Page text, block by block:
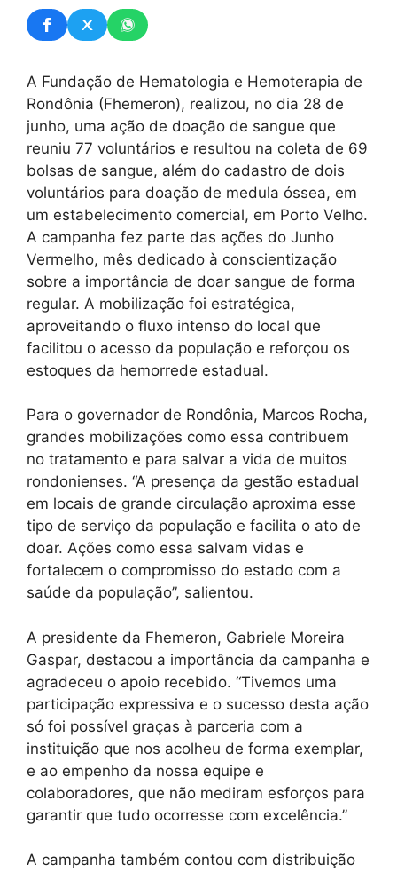
A Fundação de Hematologia e Hemoterapia de
Rondônia (Fhemeron), realizou, no dia 28 de
junho, uma ação de doação de sangue que
reuniu 77 voluntários e resultou na coleta de 69
bolsas de sangue, além do cadastro de dois
voluntários para doação de medula óssea, em
um estabelecimento comercial, em Porto Velho.
A campanha fez parte das ações do Junho
Vermelho, mês dedicado à conscientização
sobre a importância de doar sangue de forma
regular. A mobilização foi estratégica,
aproveitando o fluxo intenso do local que
facilitou o acesso da população e reforçou os
estoques da hemorrede estadual.
Para o governador de Rondônia, Marcos Rocha,
grandes mobilizações como essa contribuem
no tratamento e para salvar a vida de muitos
rondonienses. “A presença da gestão estadual
em locais de grande circulação aproxima esse
tipo de serviço da população e facilita o ato de
doar. Ações como essa salvam vidas e
fortalecem o compromisso do estado com a
saúde da população”, salientou.
A presidente da Fhemeron, Gabriele Moreira
Gaspar, destacou a importância da campanha e
agradeceu o apoio recebido. “Tivemos uma
participação expressiva e o sucesso desta ação
só foi possível graças à parceria com a
instituição que nos acolheu de forma exemplar,
e ao empenho da nossa equipe e
colaboradores, que não mediram esforços para
garantir que tudo ocorresse com excelência.”
A campanha também contou com distribuição